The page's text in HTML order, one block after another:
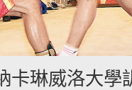
卡琳威洛大學